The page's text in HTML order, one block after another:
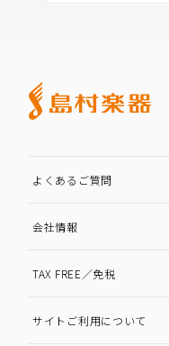
よくあるご質問
会社情報
TAX FREE／免税
サイトご利用について